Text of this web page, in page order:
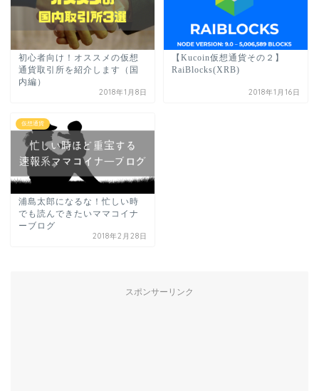
初心者向け！オススメの仮想
通貨取引所を紹介します（国
内編）
2018年1月8日
【Kucoin仮想通貨その２】
RaiBlocks(XRB)
2018年1月16日
仮想通貨
浦島太郎になるな！忙しい時
でも読んできたいママコイナ
ーブログ
2018年2月28日
スポンサーリンク